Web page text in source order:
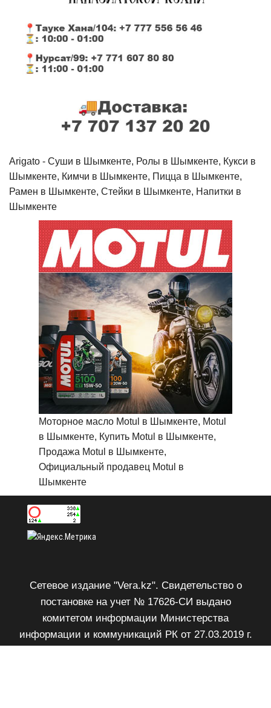
Arigato - Cуши в Шымкенте, Ролы в Шымкенте, Кукси в
Шымкенте, Кимчи в Шымкенте, Пицца в Шымкенте,
Рамен в Шымкенте, Стейки в Шымкенте, Напитки в
Шымкенте
Моторное масло Motul в Шымкенте, Motul
в Шымкенте, Купить Motul в Шымкенте,
Продажа Motul в Шымкенте,
Официальный продавец Motul в
Шымкенте
Сетевое издание "Vera.kz". Свидетельство о
постановке на учет № 17626-СИ выдано
комитетом информации Министерства
информации и коммуникаций РК от 27.03.2019 г.